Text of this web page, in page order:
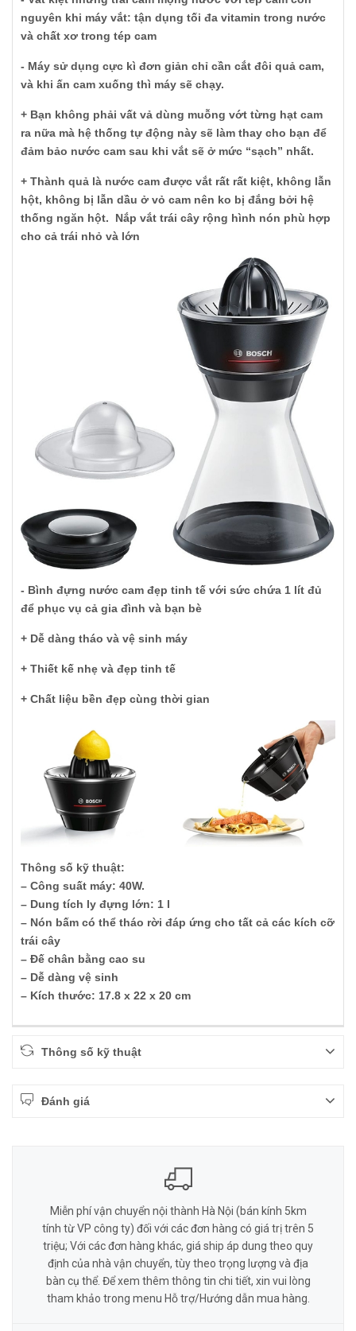
nguyên khi máy vắt: tận dụng tối đa vitamin trong nước
và chất xơ trong tép cam
- Máy sử dụng cực kì đơn giản chỉ cần cắt đôi quả cam,
và khi ấn cam xuống thì máy sẽ chạy.
+ Bạn không phải vất vả dùng muỗng vớt từng hạt cam
ra nữa mà hệ thống tự động này sẽ làm thay cho bạn để
đảm bảo nước cam sau khi vắt sẽ ở mức “sạch” nhất.
+ Thành quả là nước cam được vắt rất rất kiệt, không lẫn
hột, không bị lẫn dầu ở vỏ cam nên ko bị đắng bởi hệ
thống ngăn hột. Nắp vắt trái cây rộng hình nón phù hợp
cho cả trái nhỏ và lớn
- Bình đựng nước cam đẹp tinh tế với sức chứa 1 lít đủ
để phục vụ cả gia đình và bạn bè
+ Dễ dàng tháo và vệ sinh máy
+ Thiết kế nhẹ và đẹp tinh tế
+ Chất liệu bền đẹp cùng thời gian
Thông số kỹ thuật:
– Công suất máy: 40W.
– Dung tích ly đựng lớn: 1 l
– Nón bấm có thể tháo rời đáp ứng cho tất cả các kích cỡ
trái cây
– Đế chân bằng cao su
– Dễ dàng vệ sinh
– Kích thước: 17.8 x 22 x 20 cm
Thông số kỹ thuật
Đánh giá
Miễn phí vận chuyển nội thành Hà Nội (bán kính 5km
tính từ VP công ty) đối với các đơn hàng có giá trị trên 5
triệu; Với các đơn hàng khác, giá ship áp dung theo quy
định của nhà vận chuyển, tùy theo trọng lượng và địa
bàn cụ thể. Để xem thêm thông tin chi tiết, xin vui lòng
tham khảo trong menu Hỗ trợ/Hướng dẫn mua hàng.